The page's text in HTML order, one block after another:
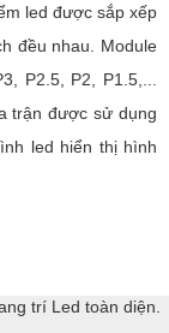
led được sắp xếp
đều nhau. Module
P2.5, P2, P1.5,...
trận được sử dụng
led hiển thị hình
cấp tất cả các
sâu cho các
trí Led toàn diện.